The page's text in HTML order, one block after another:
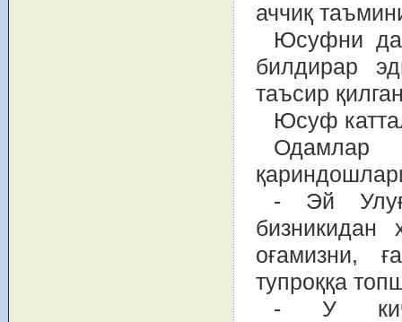
аччиқ
Юсуфни
билдирар
таъсир
Юсуф
- Эй
бизникидан
оғамизни,
тупроққа
- У